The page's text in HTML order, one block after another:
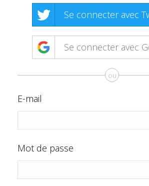
Se connecter avec
Se connecter avec
ou
E-mail
Mot de passe